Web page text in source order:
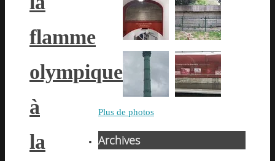
flamme
olympique
à
la
Plus de photos
Archives